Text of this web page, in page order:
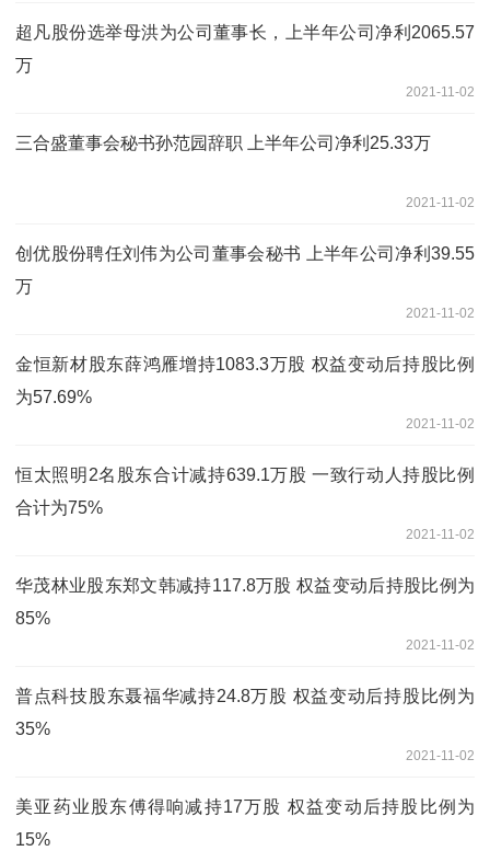
超凡股份选举母洪为公司董事长，上半年公司净利2065.57
万
2021-11-02
三合盛董事会秘书孙范园辞职 上半年公司净利25.33万
2021-11-02
创优股份聘任刘伟为公司董事会秘书 上半年公司净利39.55
万
2021-11-02
金恒新材股东薛鸿雁增持1083.3万股 权益变动后持股比例
为57.69%
2021-11-02
恒太照明2名股东合计减持639.1万股 一致行动人持股比例
合计为75%
2021-11-02
华茂林业股东郑文韩减持117.8万股 权益变动后持股比例为
85%
2021-11-02
普点科技股东聂福华减持24.8万股 权益变动后持股比例为
35%
2021-11-02
美亚药业股东傅得响减持17万股 权益变动后持股比例为
15%